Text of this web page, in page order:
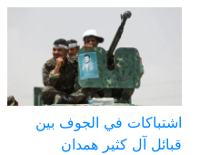
اشتباكات في الجوف بين
قبائل آل كثير همدان